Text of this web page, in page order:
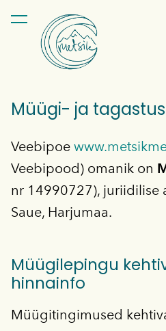
lisati ostukorvi.
Müügi- ja
Veebipoe
Veebipood) omanik on
nr 14990727), juriidilise
Saue, Harjumaa.
Müügilepingu
hinnainfo
Müügitingimused